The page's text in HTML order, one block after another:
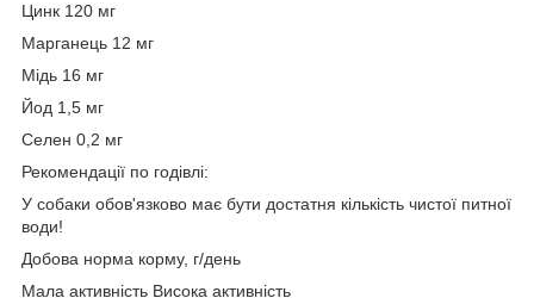
Цинк 120 мг
Марганець 12 мг
Мідь 16 мг
Йод 1,5 мг
Селен 0,2 мг
Рекомендації по годівлі:
У собаки обов'язково має бути достатня кількість чистої питної
води!
Добова норма корму, г/день
Мала активність Висока активність